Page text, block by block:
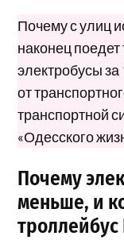
Почему с улиц
наконец
электробусы
от
транспортной
«Одесского
Почему
меньше, и